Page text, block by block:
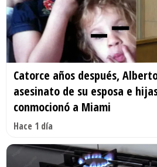
Catorce años después,
asesinato de su esposa e
conmocionó a Miami
Hace 1 día